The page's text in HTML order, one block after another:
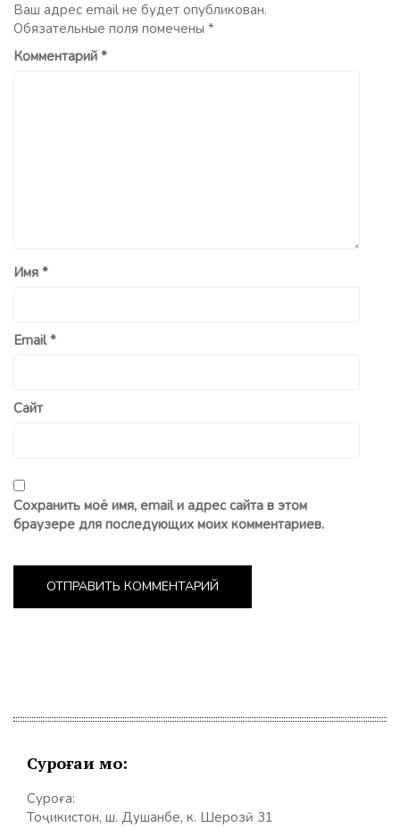
Ваш адрес email не будет опубликован.
Обязательные поля помечены *
Комментарий *
Имя *
Email*
Сайт
Сохранить моё имя, email и адрес сайта в этом
браузере для последующих моих комментариев.
Суроғаи мо:
Суроға:
Тоҷикистон, ш. Душанбе, к. Шерозӣ 31